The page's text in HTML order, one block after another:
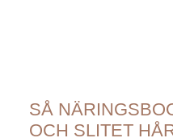
SÅ
OCH SLITET